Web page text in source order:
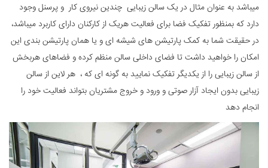
میباشد به عنوان مثال در یک سالن زیبایی چندین نیروی کار و پرسنل وجود
دارد که بمنظور تفکیک فضا برای فعالیت هریک از کارکنان دارای کاربرد میباشد،
در حقیقت شما به کمک پارتیشن های شیشه ای و یا همان پارتیشن بندی این
امکان را خواهید داشت تا فضای داخلی سالن منظم کرده و فضاهای هربخش
از سالن زیبایی را از یکدیگر تفکیک نمایید به گونه ای که ، هر لاین از سالن
زیبایی بدون ایجاد آزار صوتی و ورود و خروج مشتریان بتواند فعالیت خود را
انجام دهد